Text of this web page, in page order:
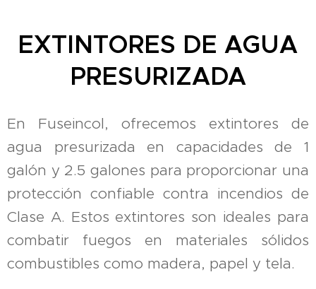
EXTINTORES DE AGUA
PRESURIZADA
En Fuseincol, ofrecemos extintores de
agua presurizada en capacidades de 1
galón y 2.5 galones para proporcionar una
protección confiable contra incendios de
Clase A. Estos extintores son ideales para
combatir fuegos en materiales sólidos
combustibles como madera, papel y tela.